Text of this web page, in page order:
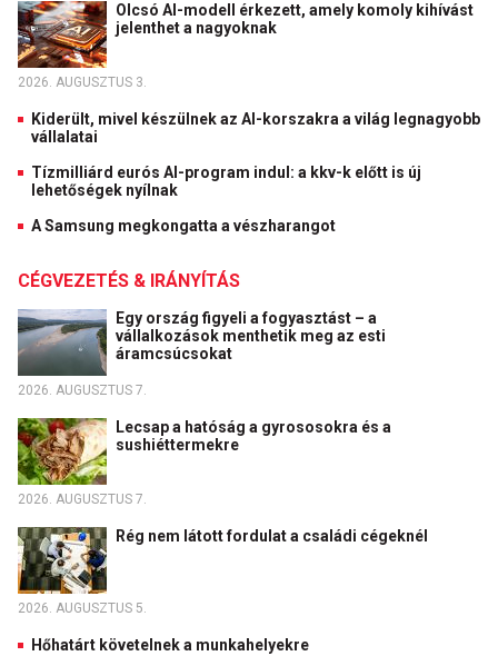
Olcsó AI-modell érkezett, amely komoly kihívást
jelenthet a nagyoknak
2026. AUGUSZTUS 3.
Kiderült, mivel készülnek az AI-korszakra a világ legnagyobb
vállalatai
Tízmilliárd eurós AI-program indul: a kkv-k előtt is új
lehetőségek nyílnak
A Samsung megkongatta a vészharangot
CÉGVEZETÉS & IRÁNYÍTÁS
Egy ország figyeli a fogyasztást – a
vállalkozások menthetik meg az esti
áramcsúcsokat
2026. AUGUSZTUS 7.
Lecsap a hatóság a gyrososokra és a
sushiéttermekre
2026. AUGUSZTUS 7.
Rég nem látott fordulat a családi cégeknél
2026. AUGUSZTUS 5.
Hőhatárt követelnek a munkahelyekre